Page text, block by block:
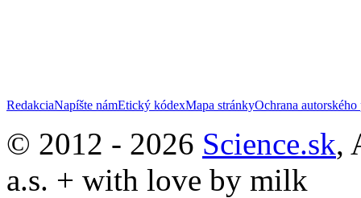
RedakciaNapíšte námEtický kódexMapa stránkyOchrana autorského
© 2012 - 2026 Science.sk,
a.s. + with love by milk